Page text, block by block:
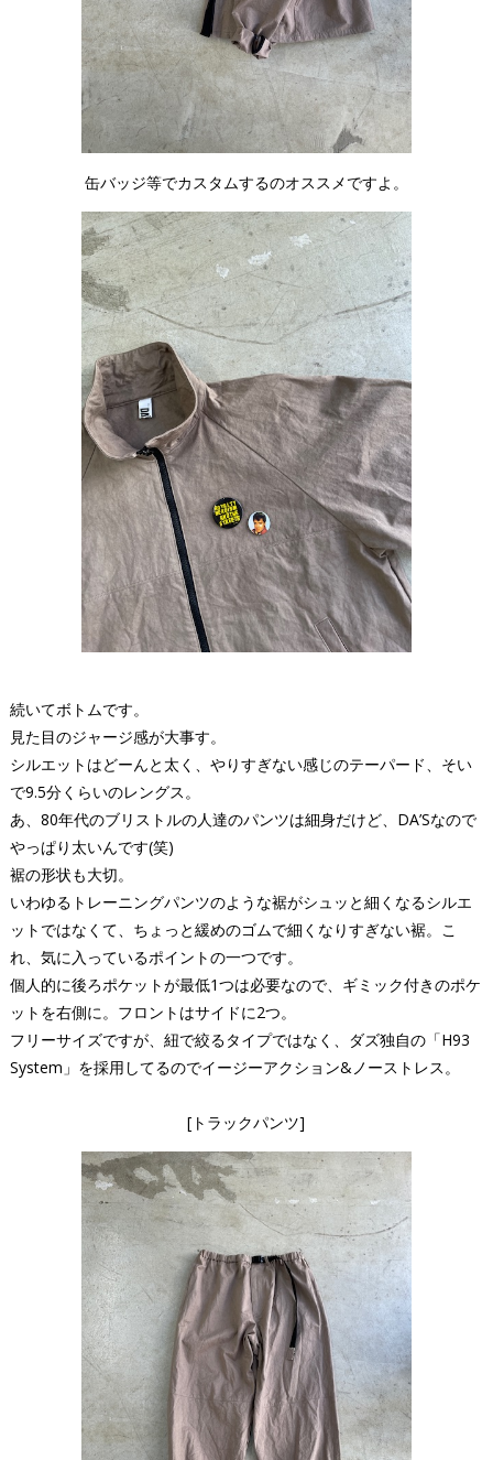
缶バッジ等でカスタムするのオススメですよ。
続いてボトムです。
見た目のジャージ感が大事す。
シルエットはどーんと太く、やりすぎない感じのテーパード、そい
で9.5分くらいのレングス。
あ、80年代のブリストルの人達のパンツは細身だけど、DA’Sなので
やっぱり太いんです(笑)
裾の形状も大切。
いわゆるトレーニングパンツのような裾がシュッと細くなるシルエ
ットではなくて、ちょっと緩めのゴムで細くなりすぎない裾。こ
れ、気に入っているポイントの一つです。
個人的に後ろポケットが最低1つは必要なので、ギミック付きのポケ
ットを右側に。フロントはサイドに2つ。
フリーサイズですが、紐で絞るタイプではなく、ダズ独自の「H93
System」を採用してるのでイージーアクション&ノーストレス。
[トラックパンツ]